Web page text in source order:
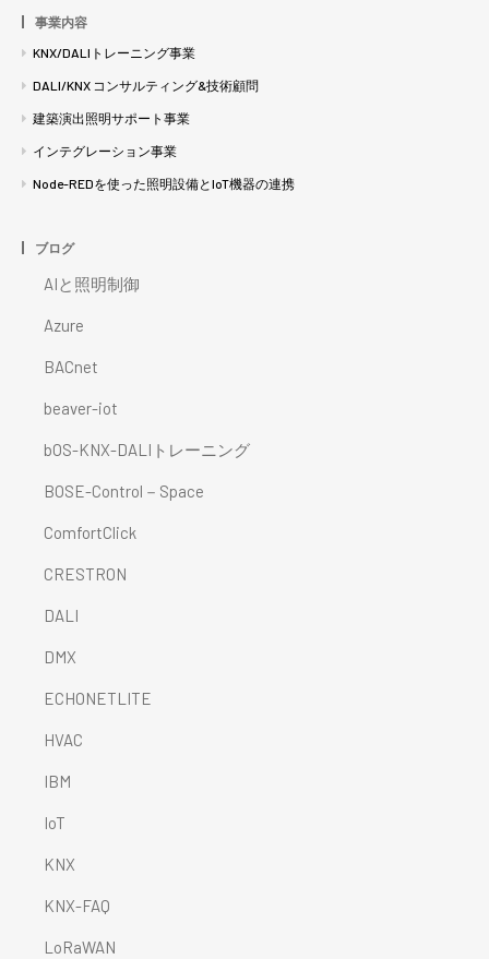
事業内容
KNX/DALIトレーニング事業
DALI/KNX コンサルティング&技術顧問
建築演出照明サポート事業
インテグレーション事業
Node-REDを使った照明設備とIoT機器の連携
ブログ
AIと照明制御
Azure
BACnet
beaver-iot
bOS-KNX-DALIトレーニング
BOSE-Control－Space
ComfortClick
CRESTRON
DALI
DMX
ECHONETLITE
HVAC
IBM
IoT
KNX
KNX-FAQ
LoRaWAN